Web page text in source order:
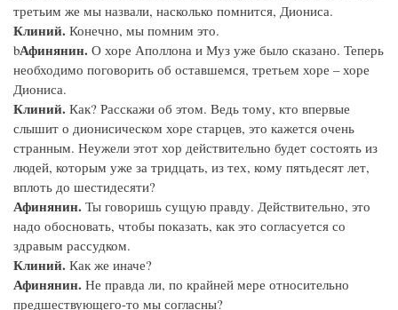
третьим же мы назвали, насколько помнится, Диониса.
Клиний. Конечно, мы помним это.
bАфинянин. О хоре Аполлона и Муз уже было сказано. Теперь
необходимо поговорить об оставшемся, третьем хоре – хоре
Диониса.
Клиний. Как? Расскажи об этом. Ведь тому, кто впервые
слышит о дионисическом хоре старцев, это кажется очень
странным. Неужели этот хор действительно будет состоять из
людей, которым уже за тридцать, из тех, кому пятьдесят лет,
вплоть до шестидесяти?
Афинянин. Ты говоришь сущую правду. Действительно, это
надо обосновать, чтобы показать, как это согласуется со
здравым рассудком.
Клиний. Как же иначе?
Афинянин. Не правда ли, по крайней мере относительно
предшествующего-то мы согласны?